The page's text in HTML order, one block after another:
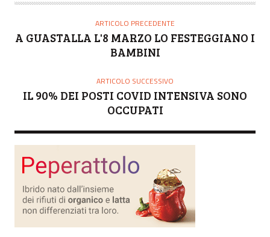
ARTICOLO PRECEDENTE
A GUASTALLA L'8 MARZO LO FESTEGGIANO I
BAMBINI
ARTICOLO SUCCESSIVO
IL 90% DEI POSTI COVID INTENSIVA SONO
OCCUPATI